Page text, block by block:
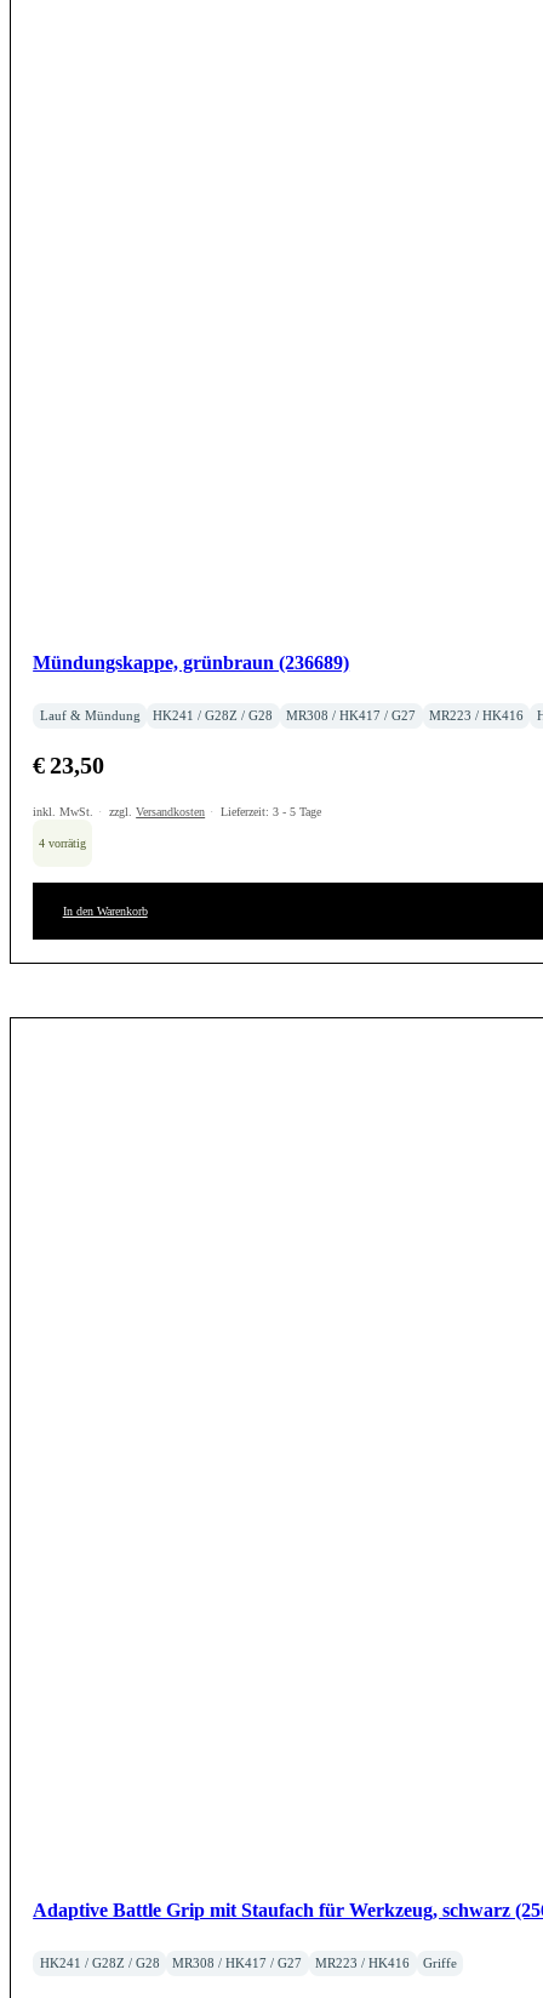
Mündungskappe, grünbraun (236689)
Lauf & Mündung HK241 / G28Z / G28 MR308 / HK417 / G27 MR223 / HK416
€23,50
inkl. MwSt. zzgl.Versandkosten Lieferzeit:3 - 5 Tage
4 vorrätig
In den Warenkorb
Adaptive Battle Grip mit Staufach für Werkzeug, schwarz
HK241 / G28Z / G28 MR308 / HK417 / G27 MR223 / HK416 Griffe